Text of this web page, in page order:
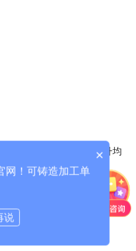
150℃左右，力求温度上升均
前与焊接中的温差，防止产
步清理焊接区域中的污垢及
缺陷。
×
网！可铸造加工单
说